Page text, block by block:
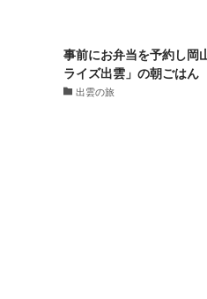
事前にお弁当を予約し岡
ライズ出雲」の朝ごは
出雲の旅